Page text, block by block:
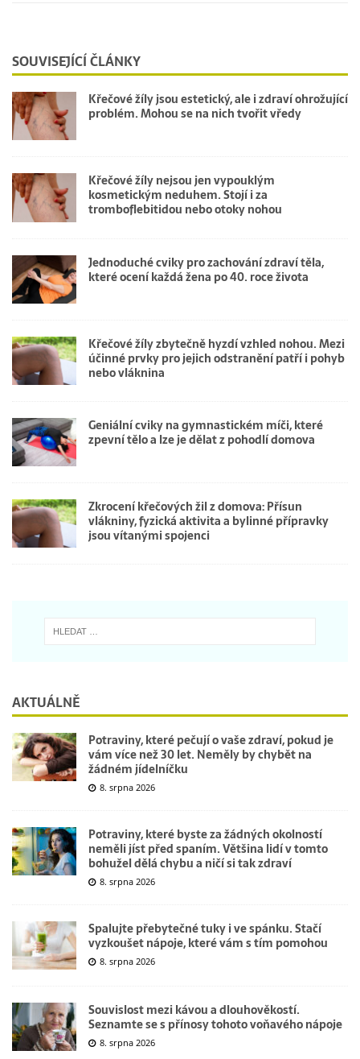
SOUVISEJÍCÍ ČLÁNKY
Křečové žíly jsou estetický, ale i zdraví ohrožující
problém. Mohou se na nich tvořit vředy
Křečové žíly nejsou jen vypouklým
kosmetickým neduhem. Stojí i za
tromboflebitidou nebo otoky nohou
Jednoduché cviky pro zachování zdraví těla,
které ocení každá žena po 40. roce života
Křečové žíly zbytečně hyzdí vzhled nohou. Mezi
účinné prvky pro jejich odstranění patří i pohyb
nebo vláknina
Geniální cviky na gymnastickém míči, které
zpevní tělo a lze je dělat z pohodlí domova
Zkrocení křečových žil z domova: Přísun
vlákniny, fyzická aktivita a bylinné přípravky
jsou vítanými spojenci
AKTUÁLNĚ
Potraviny, které pečují o vaše zdraví, pokud je
vám více než 30 let. Neměly by chybět na
žádném jídelníčku
8. srpna 2026
Potraviny, které byste za žádných okolností
neměli jíst před spaním. Většina lidí v tomto
bohužel dělá chybu a ničí si tak zdraví
8. srpna 2026
Spalujte přebytečné tuky i ve spánku. Stačí
vyzkoušet nápoje, které vám s tím pomohou
8. srpna 2026
Souvislost mezi kávou a dlouhověkostí.
Seznamte se s přínosy tohoto voňavého nápoje
8. srpna 2026